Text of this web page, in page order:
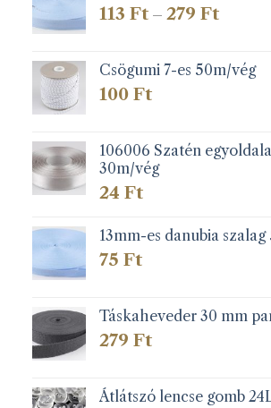
113 Ft – 279 Ft
279 Ft
Csögumi 7-es 50m/vég
100 Ft
106006 Szatén
30m/vég
24 Ft
13mm-es danubia szalag
75 Ft
Táskaheveder 30 mm
279 Ft
Átlátszó lencse gomb